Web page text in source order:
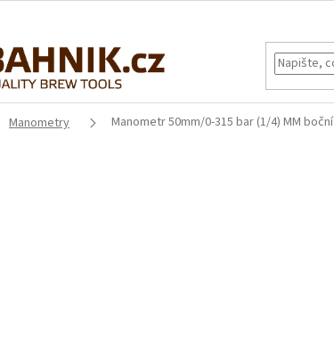
Manometry Manometr 50mm/0-315 bar (1/4) MM boční